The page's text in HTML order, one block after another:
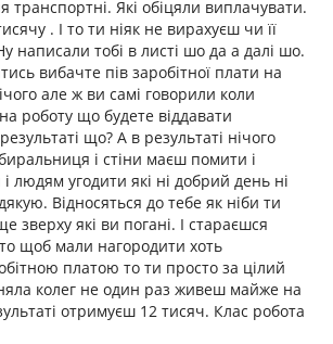
транспортні. Які обіцяли виплачувати.
. І то ти ніяк не вирахуєш чи її
написали тобі в листі шо да а далі шо.
вибачте пів заробітної плати на
але ж ви самі говорили коли
роботу що будете віддавати
що? А в результаті нічого
і стіни маєш помити і
людям угодити які ні добрий день ні
Відносяться до тебе як ніби ти
зверху які ви погані. І стараєшся
щоб мали нагородити хоть
платою то ти просто за цілий
колег не один раз живеш майже на
отримуєш 12 тисяч. Клас робота